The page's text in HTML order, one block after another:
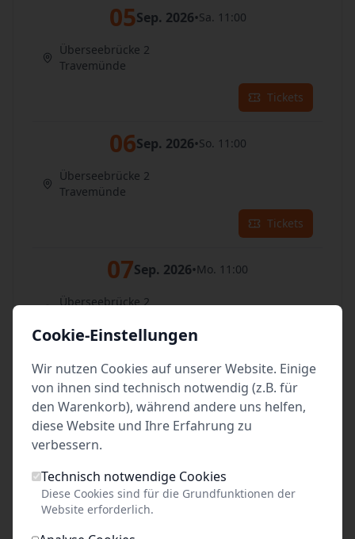
05Sep. 2026•Sa. 11:00
Überseebrücke 2
Travemünde
Tickets
06Sep. 2026•So. 11:00
Überseebrücke 2
Travemünde
Tickets
07Sep. 2026•Mo. 11:00
Überseebrücke 2
08Sep. 2026•Di. 11:00
Überseebrücke 2
Travemünde
09
Cookie-Einstellungen
Wir nutzen Cookies auf unserer Website. Einige
von ihnen sind technisch notwendig (z.B. für
den Warenkorb), während andere uns helfen,
diese Website und Ihre Erfahrung zu
verbessern.
Technisch notwendige Cookies
Diese Cookies sind für die Grundfunktionen der
Website erforderlich.